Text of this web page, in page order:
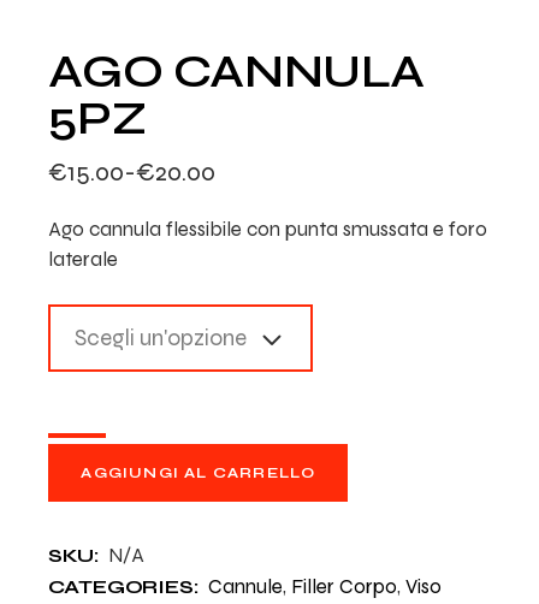
AGO CANNULA
5PZ
€15.00-€20.00
Fascia
prezzo:
da
a
€20.00
Ago cannula flessibile con punta smussata e foro
laterale
Scegli un'opzione
AGGIUNGI AL CARRELLO
SKU: N/A
CATEGORIES: Cannule, Filler Corpo, Viso